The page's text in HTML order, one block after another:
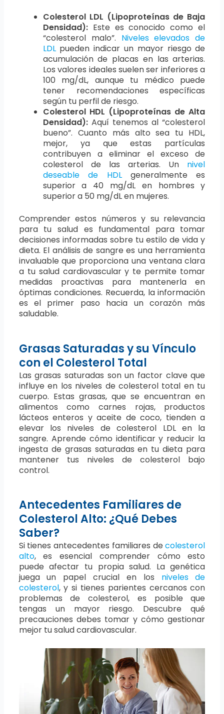
Colesterol LDL (Lipoproteínas de Baja
Densidad):Este es conocido como el
“colesterol malo”. Niveles elevados de
LDLpueden indicar un mayor riesgo de
acumulación de placas en las arterias.
Los valores ideales suelen ser inferiores a
100 mg/dL, aunque tu médico puede
tener recomendaciones específicas
según tu perfil de riesgo.
Colesterol HDL (Lipoproteínas de Alta
Densidad):Aquí tenemos al “colesterol
bueno”. Cuanto más alto sea tu HDL,
mejor, ya que estas partículas
contribuyen a eliminar el exceso de
colesterol de las arterias. Un nivel
deseable de HDLgeneralmente es
superior a 40 mg/dL en hombres y
superior a 50 mg/dL en mujeres.
Comprender estos números y su relevancia
para tu salud es fundamental para tomar
decisiones informadas sobre tu estilo de vida y
dieta. El análisis de sangre es una herramienta
invaluable que proporciona una ventana clara
a tu salud cardiovascular y te permite tomar
medidas proactivas para mantenerla en
óptimas condiciones. Recuerda, la información
es el primer paso hacia un corazón más
saludable.
Grasas Saturadas y su Vínculo
con el Colesterol Total
Las grasas saturadas son un factor clave que
influye en los niveles de colesterol total en tu
cuerpo. Estas grasas, que se encuentran en
alimentos como carnes rojas, productos
lácteos enteros y aceite de coco, tienden a
elevar los niveles de colesterol LDL en la
sangre. Aprende cómo identificar y reducir la
ingesta de grasas saturadas en tu dieta para
mantener tus niveles de colesterol bajo
control.
Antecedentes Familiares de
Colesterol Alto: ¿Qué Debes
Saber?
Si tienes antecedentes familiares decolesterol
alto, es esencial comprender cómo esto
puede afectar tu propia salud. La genética
juega un papel crucial en los niveles de
colesterol, y si tienes parientes cercanos con
problemas de colesterol, es posible que
tengas un mayor riesgo. Descubre qué
precauciones debes tomar y cómo gestionar
mejor tu salud cardiovascular.